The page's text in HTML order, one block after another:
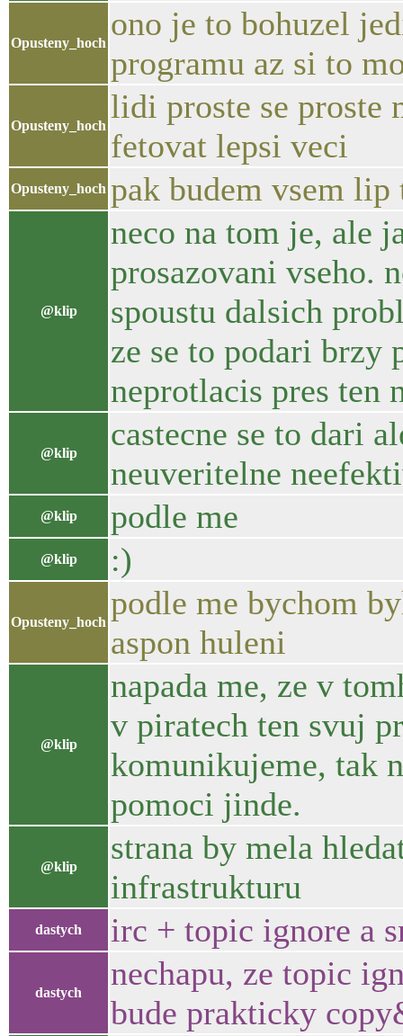
Opusteny_hoch
ono je to bohuzel
programu az si to
Opusteny_hoch
lidi proste se proste
fetovat lepsi veci
Opusteny_hoch pak budem vsem
@klip
neco na tom je, ale
prosazovani vseho.
spoustu dalsich
ze se to podari brzy
neprotlacis pres ten
@klip
castecne se to dari
neuveritelne
@klip podle me
@klip :)
Opusteny_hoch
podle me bychom
aspon huleni
@klip
napada me, ze v
v piratech ten svuj
komunikujeme, tak
pomoci jinde.
@klip
strana by mela
infrastrukturu
dastych irc + topic ignore a
dastych
nechapu, ze topic
bude prakticky